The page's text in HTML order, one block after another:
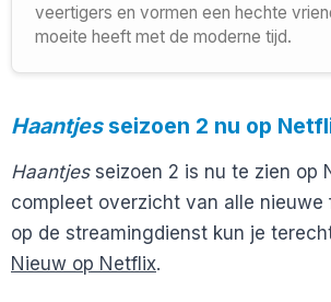
veertigers en vormen een hechte
moeite heeft met de moderne tijd.
Haantjesseizoen 2 nu op
Haantjesseizoen 2 is nu te zien op
compleet overzicht van alle nieuwe
op de streamingdienst kun je
Nieuw op Netflix.